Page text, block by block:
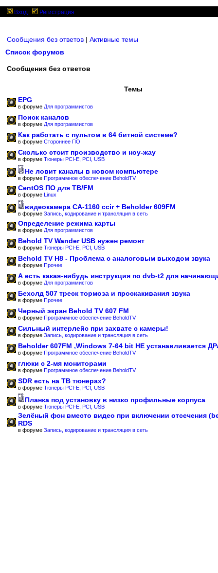
Вход Регистрация
Сообщения без ответов | Активные темы
Список форумов
Сообщения без ответов
Темы
EPG
в форуме Для программистов
Поиск каналов
в форуме Для программистов
Как работать с пультом в 64 битной системе?
в форуме Стороннее ПО
Сколько стоит производство и ноу-жау
в форуме Тюнеры PCI-E, PCI, USB
Не ловит каналы в новом компьютере
в форуме Программное обеспечение BeholdTV
CentOS ПО для ТВ/FM
в форуме Linux
видеокамера CA-1160 ccir + Beholder 609FM
в форуме Запись, кодирование и трансляция в сеть
Определение режима карты
в форуме Для программистов
Behold TV Wander USB нужен ремонт
в форуме Тюнеры PCI-E, PCI, USB
Behold TV H8 - Проблема с аналоговым выходом звука
в форуме Прочее
А есть какая-нибудь инструкция по dvb-t2 для
в форуме Для программистов
Бехолд 507 треск тормоза и проскакивания звука
в форуме Прочее
Черный экран Behold TV 607 FM
в форуме Программное обеспечение BeholdTV
Сильный интерлейс при захвате с камеры!
в форуме Запись, кодирование и трансляция в сеть
Beholder 607FM ,Windows 7-64 bit НЕ устанавливается
в форуме Программное обеспечение BeholdTV
глюки с 2-мя мониторами
в форуме Программное обеспечение BeholdTV
SDR есть на ТВ тюнерах?
в форуме Тюнеры PCI-E, PCI, USB
Планка под установку в низко профильные корпуса
в форуме Тюнеры PCI-E, PCI, USB
Зелёный фон вместо видео при включении отсечения
RDS
в форуме Запись, кодирование и трансляция в сеть